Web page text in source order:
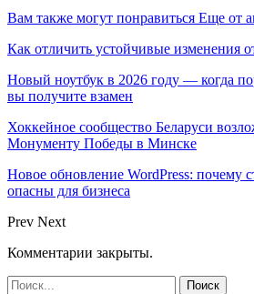
Вам также могут понравиться Еще от
Как отличить устойчивые изменения
Новый ноутбук в 2026 году — когда
вы получите взамен
Хоккейное сообщество Беларуси
Монументу Победы в Минске
Новое обновление WordPress: почему
опасны для бизнеса
Prev Next
Комментарии закрыты.